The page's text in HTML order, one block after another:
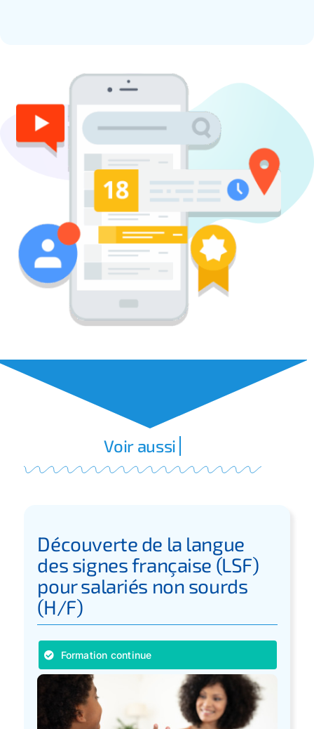
Découverte de la langue
des signes française (LSF)
pour salariés non sourds
(H/F)
Formation continue